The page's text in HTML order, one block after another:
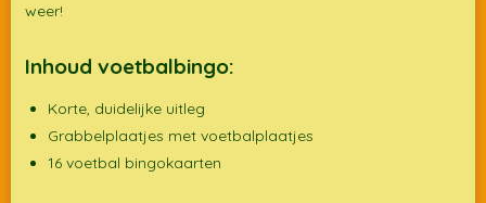
weer!
Inhoud voetbalbingo:
Korte, duidelijke uitleg
Grabbelplaatjes met voetbalplaatjes
16 voetbal bingokaarten